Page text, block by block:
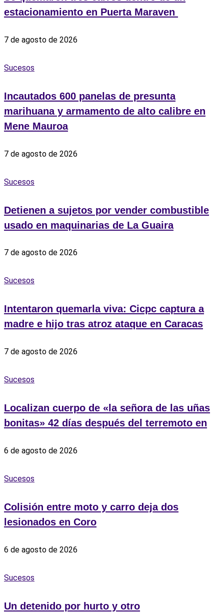
estacionamiento en Puerta Maraven ‎
7 de agosto de 2026
Sucesos
Incautados 600 panelas de presunta
marihuana y armamento de alto calibre en
Mene Mauroa
7 de agosto de 2026
Sucesos
Detienen a sujetos por vender combustible
usado en maquinarias de La Guaira
7 de agosto de 2026
Sucesos
Intentaron quemarla viva: Cicpc captura a
madre e hijo tras atroz ataque en Caracas
7 de agosto de 2026
Sucesos
Localizan cuerpo de «la señora de las uñas
bonitas» 42 días después del terremoto en
6 de agosto de 2026
Sucesos
Colisión entre moto y carro deja dos
lesionados en Coro
6 de agosto de 2026
Sucesos
Un detenido por hurto y otro